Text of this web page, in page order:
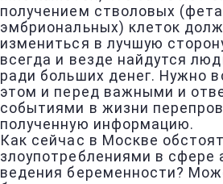
получением стволовых
эмбриональных) клеток
измениться в лучшую
всегда и везде найдутся
ради больших денег. Нужно
этом и перед важными и
событиями в жизни
полученную информацию.
Как сейчас в Москве
злоупотреблениями в сфере
ведения беременности?